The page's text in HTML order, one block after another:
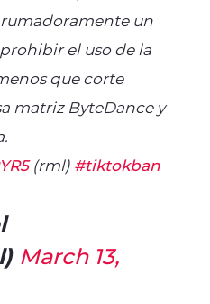
un
el uso de la
que corte
matriz ByteDance y
(rml) #tiktokban
March 13,